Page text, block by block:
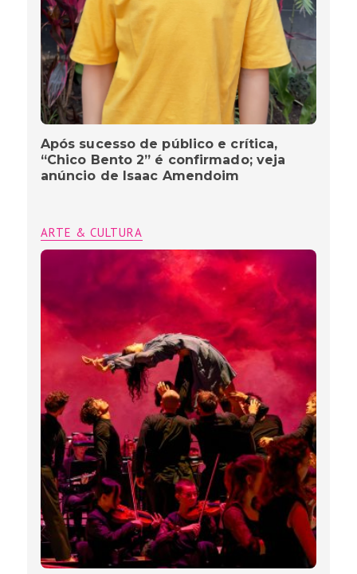
Após sucesso de público e crítica,
“Chico Bento 2” é confirmado; veja
anúncio de Isaac Amendoim
ARTE & CULTURA